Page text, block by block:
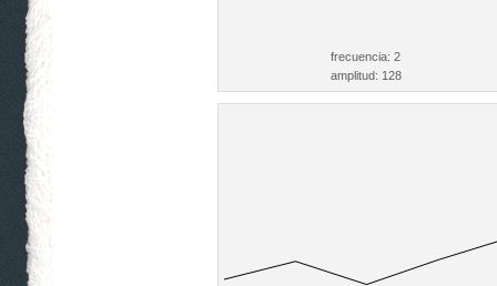
frecuencia: 2
amplitud: 128